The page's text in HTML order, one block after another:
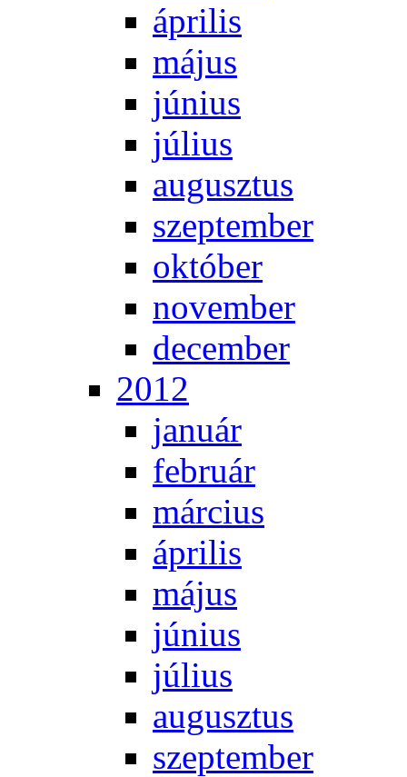
áp­ri­lis
má­jus
jú­ni­us
jú­li­us
au­gusz­tus
szep­tem­ber
ok­tó­ber
no­vem­ber
de­cem­ber
2012
ja­nu­ár
feb­ru­ár
már­ci­us
áp­ri­lis
má­jus
jú­ni­us
jú­li­us
au­gusz­tus
szep­tem­ber